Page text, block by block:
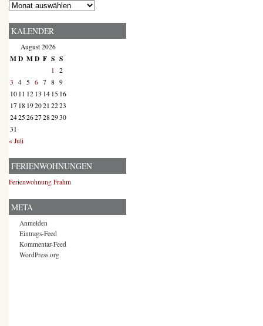
KALENDER
August 2026
MD MD F S S
1 2
3 4 5 6 7 8 9
10 11 12 13 14 15 16
17 18 192021 2223
2425 2627 28 2930
31
« Juli
FERIENWOHNUNGEN
Ferienwohnung Frahm
META
Anmelden
Eintrags-Feed
Kommentar-Feed
WordPress.org